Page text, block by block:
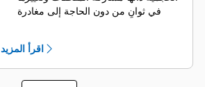
والمهايئات، مع استخدام الأدوات
الأساسية فقط، باستخدام نظام تثبيت
يمكنك خفض تكاليف الصيانة باختيار
في ثوانٍ من دون الحاجة إلى مغادرة
كما أن الجرافات التي يمكن تثبيتها
مباشرة بالماكينة بمسامير تتوافق مع
قارنات التوصيل ذات مسمار الإمساك من
Cat®‎، باستثناء الجرافات ذات مسمار
اقرأ المزيد